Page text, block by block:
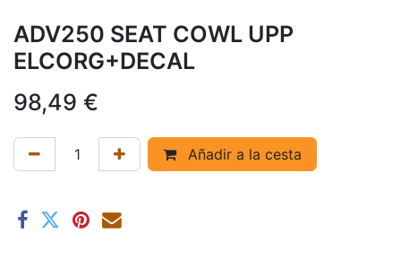
ADV250 SEAT COWL UPP
ELCORG+DECAL
98,49 €
Añadir a la cesta